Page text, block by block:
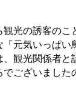
光の誘客のこ
元気いっぱい
、観光関係者と
でございました